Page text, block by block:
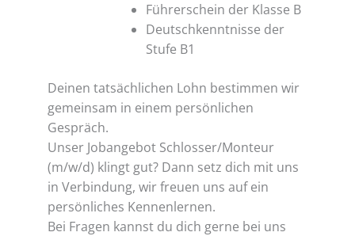
Führerschein der Klasse B
Deutschkenntnisse der
Stufe B1
Deinen tatsächlichen Lohn bestimmen wir
gemeinsam in einem persönlichen
Gespräch.
Unser Jobangebot Schlosser/Monteur
(m/w/d) klingt gut? Dann setz dich mit uns
in Verbindung, wir freuen uns auf ein
persönliches Kennenlernen.
Bei Fragen kannst du dich gerne bei uns